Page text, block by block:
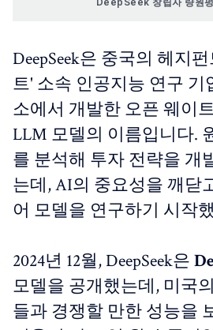
DeepSeek은 중국의 헤지
트' 소속 인공지능 연구 기
소에서 개발한 오픈 웨이
LLM 모델의 이름입니다.
를 분석해 투자 전략을 개
는데, AI의 중요성을 깨닫
어 모델을 연구하기 시작
2024년 12월, DeepSeek은
모델을 공개했는데, 미국
들과 경쟁할 만한 성능을